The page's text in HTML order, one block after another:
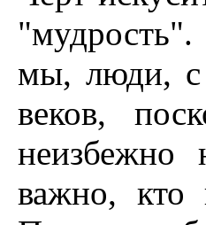
мы, люди, с
веков,
важно, кто